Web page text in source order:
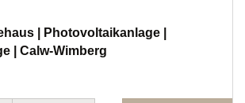
| Photovoltaikanlage |
| Calw-Wimberg